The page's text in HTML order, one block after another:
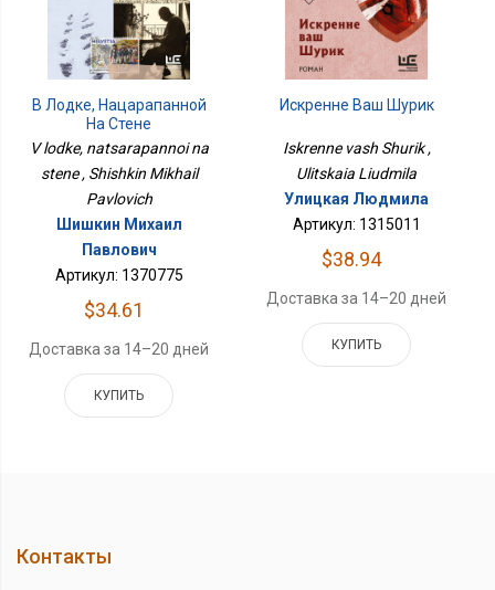
В Лодке, Нацарапанной
На Стене
V lodke, natsarapannoi na
stene , Shishkin Mikhail
Pavlovich
Шишкин Михаил
Павлович
Артикул: 1370775
$34.61
Доставка за 14–20 дней
КУПИТЬ
Искренне Ваш Шурик
Iskrenne vash Shurik ,
Ulitskaia Liudmila
Улицкая Людмила
Артикул: 1315011
$38.94
Доставка за 14–20 дней
КУПИТЬ
Контакты